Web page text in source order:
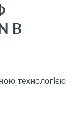
В
технологією